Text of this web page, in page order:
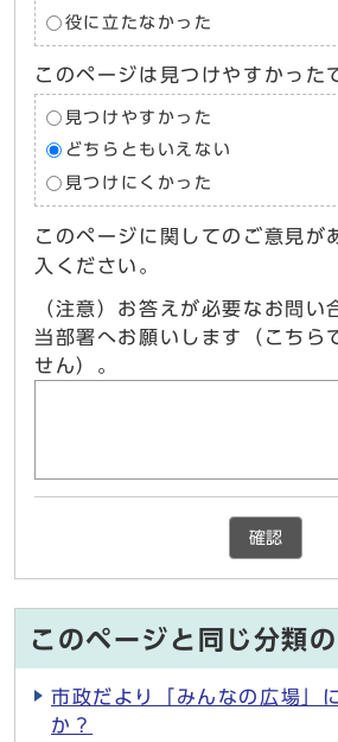
役に立たなかった
このページは見つけやすかった
見つけやすかった
どちらともいえない
見つけにくかった
このページに関してのご意見が
入ください。
（注意）お答えが必要なお問い
当部署へお願いします（こちら
せん）。
確認
このページと同じ分類
市政だより「みんなの広場」
か？